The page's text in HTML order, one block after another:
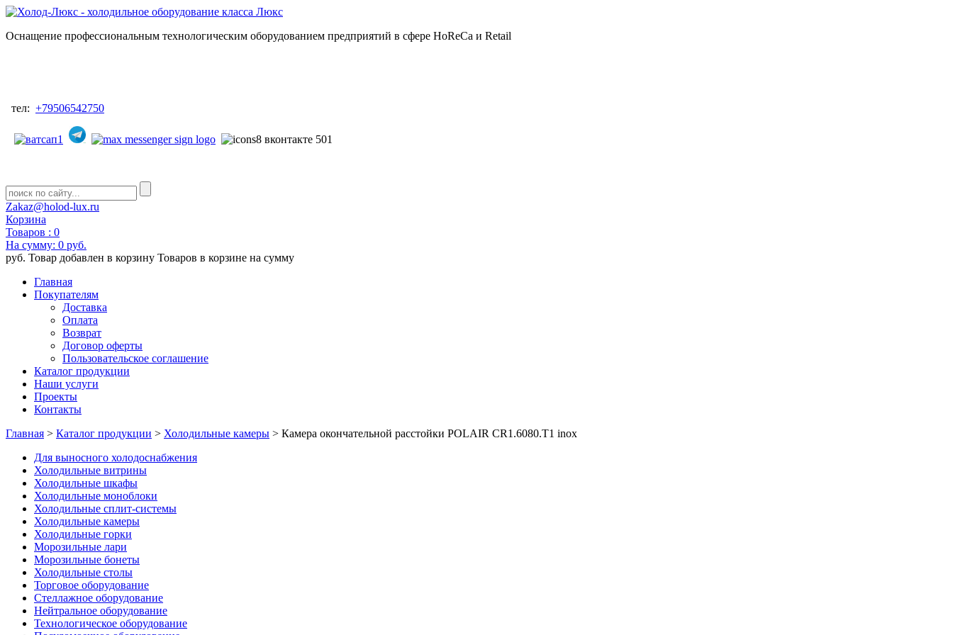
Оснащение профессиональным технологическим оборудованием предприятий в сфере HoReCa и Retail
тел: +79506542750
Zakaz@holod-lux.ru
Корзина
Товаров : 0
На сумму: 0 руб.
руб. Товар добавлен в корзину Товаров в корзине на сумму
Главная
Покупателям
Доставка
Оплата
Возврат
Договор оферты
Пользовательское соглашение
Каталог продукции
Наши услуги
Проекты
Контакты
Главная > Каталог продукции > Холодильные камеры > Камера окончательной расстойки POLAIR CR1.6080.Т1 inox
Для выносного холодоснабжения
Холодильные витрины
Холодильные шкафы
Холодильные моноблоки
Холодильные сплит-системы
Холодильные камеры
Холодильные горки
Морозильные лари
Морозильные бонеты
Холодильные столы
Торговое оборудование
Стеллажное оборудование
Нейтральное оборудование
Технологическое оборудование